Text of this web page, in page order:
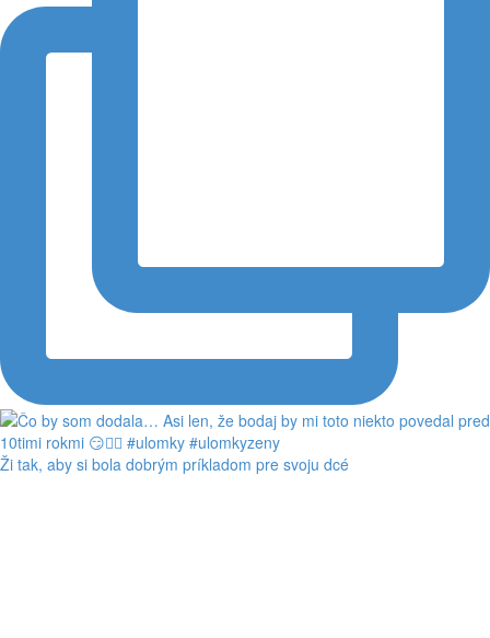
Ži tak, aby si bola dobrým príkladom pre svoju dcé